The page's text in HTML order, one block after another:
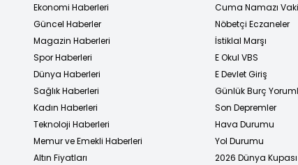
Ekonomi Haberleri
Güncel Haberler
Magazin Haberleri
Spor Haberleri
Dünya Haberleri
Sağlık Haberleri
Kadın Haberleri
Teknoloji Haberleri
Memur ve Emekli Haberleri
Altın Fiyatları
Cuma Namazı
Nöbetçi Eczaneler
İstiklal Marşı
E Okul VBS
E Devlet Giriş
Günlük Burç
Son Depremler
Hava Durumu
Yol Durumu
2026 Dünya Kupası